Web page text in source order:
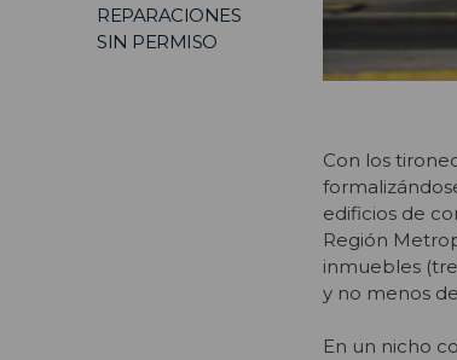
REPARACIONES
SIN PERMISO
Con los
edificios de
Región
inmuebles
y no menos
En un nicho